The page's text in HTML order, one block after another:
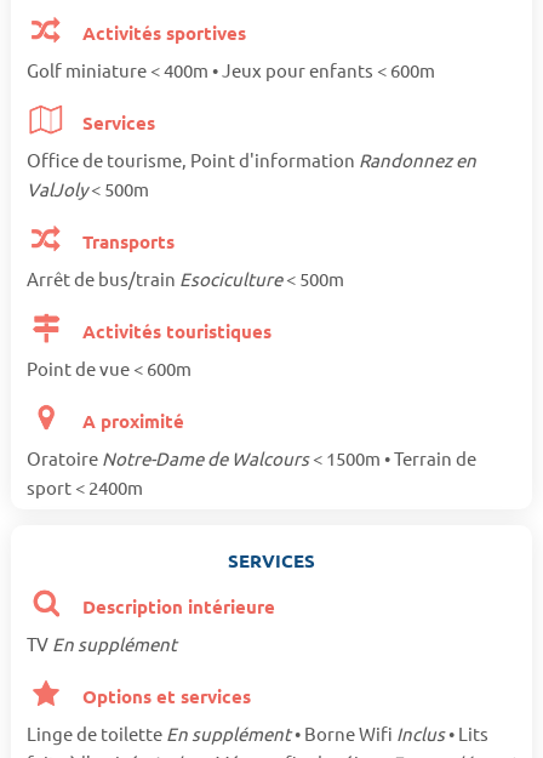
Activités sportives
Golf miniature < 400m • Jeux pour enfants < 600m
Services
Office de tourisme, Point d'information Randonnez en
ValJoly< 500m
Transports
Arrêt de bus/train Esociculture< 500m
Activités touristiques
Point de vue < 600m
A proximité
Oratoire Notre-Dame de Walcours< 1500m • Terrain de
sport < 2400m
SERVICES
Description intérieure
TV En supplément
Options et services
Linge de toilette En supplément• Borne Wifi Inclus• Lits